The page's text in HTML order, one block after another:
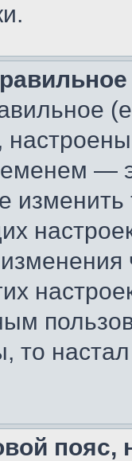
—
изменить
то
пояс,